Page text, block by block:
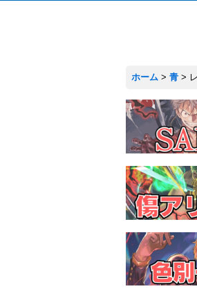
ホーム > 青 >